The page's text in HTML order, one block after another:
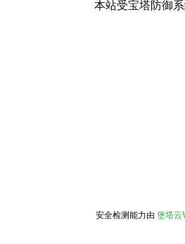
本站受宝塔防御
安全检测能力由 堡塔云